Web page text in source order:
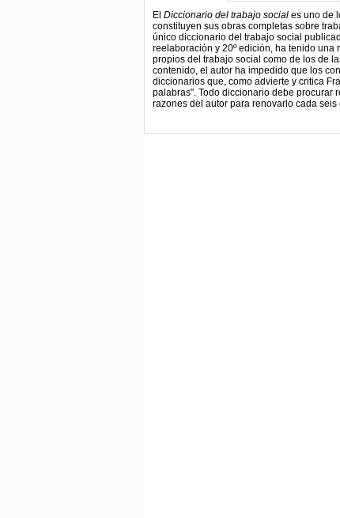
El Diccionario del trabajo social es uno de
constituyen sus obras completas sobre
único diccionario del trabajo social
reelaboración y 20º edición, ha tenido
propios del trabajo social como de los de
contenido, el autor ha impedido que los
diccionarios que, como advierte y critica
palabras". Todo diccionario debe procurar
razones del autor para renovarlo cada seis